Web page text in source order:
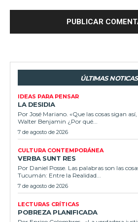
ÚLTIMAS NOTICAS
IDEAS PARA PENSAR
LA DESIDIA
Por José Mariano. «Que las cosas sigan
Walter Benjamin ¿Por qué...
7 de agosto de 2026
CULTURA CONTEMPORÁNEA
VERBA SUNT RES
Por Daniel Posse. Las palabras son las
Tucumán: Entre la Realidad...
7 de agosto de 2026
LECTURAS CRÍTICAS
POBREZA PLANIFICADA